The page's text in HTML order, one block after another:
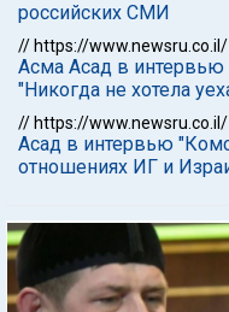
российских СМИ
// https://www.newsru.co.il/
Асма Асад в интервью
"Никогда не хотела
// https://www.newsru.co.il/
Асад в интервью
отношениях ИГ и